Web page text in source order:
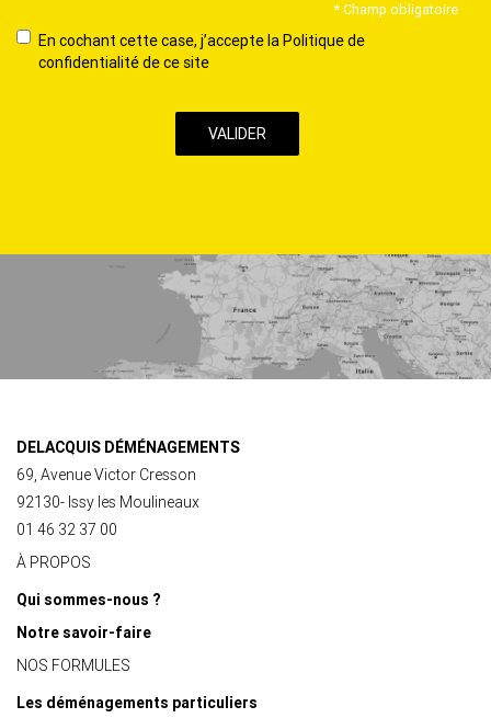
* Champ obligatoire
En
cochant
ce
En cochant cette case, j’accepte la Politique de
confidentialité de ce site
DELACQUIS DÉMÉNAGEMENTS
69, Avenue Victor Cresson
92130- Issy les Moulineaux
01 46 32 37 00
À PROPOS
Qui sommes-nous ?
Notre savoir-faire
NOS FORMULES
Les déménagements particuliers